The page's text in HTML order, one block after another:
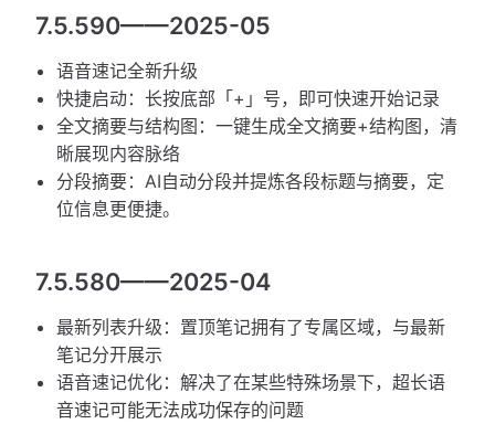
7.5.590——2025-05
语音速记全新升级
快捷启动：长按底部「+」号，即可快速开始记录
全文摘要与结构图：一键生成全文摘要+结构图，清
晰展现内容脉络
分段摘要：AI自动分段并提炼各段标题与摘要，定
位信息更便捷。
7.5.580——2025-04
最新列表升级：置顶笔记拥有了专属区域，与最新
笔记分开展示
语音速记优化：解决了在某些特殊场景下，超长语
音速记可能无法成功保存的问题